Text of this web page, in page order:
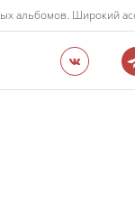
альбомов. Широкий